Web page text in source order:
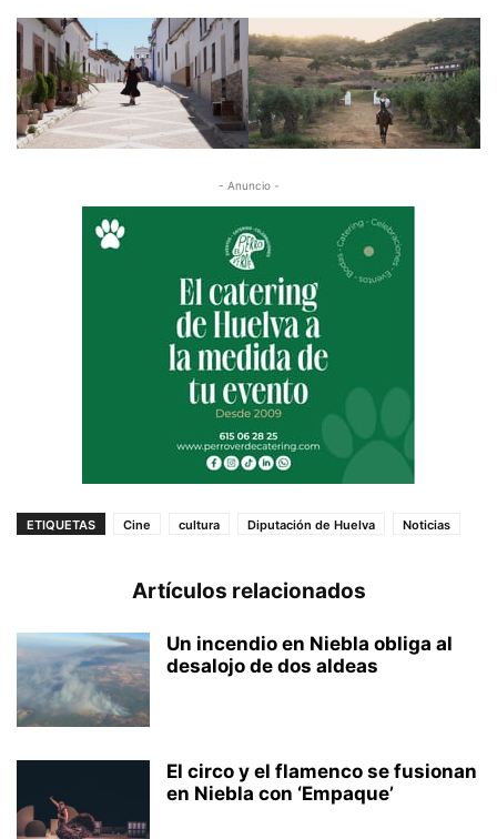
- Anuncio -
ETIQUETAS Cine cultura Diputación de Huelva Noticias
Artículos relacionados
Un incendio en Niebla obliga al
desalojo de dos aldeas
El circo y el flamenco se fusionan
en Niebla con ‘Empaque’